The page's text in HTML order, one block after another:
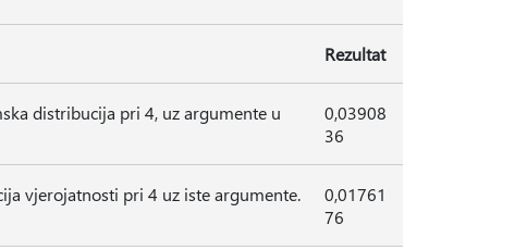
Rezultat
distribucija pri 4, uz argumente u
0,03908
36
vjerojatnosti pri 4 uz iste argumente.
0,01761
76